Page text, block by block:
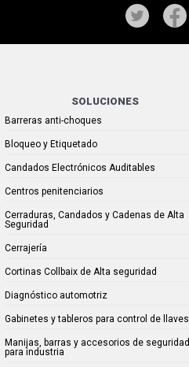
SOLUCIONES
Barreras anti-choques
Bloqueo y Etiquetado
Candados Electrónicos Auditables
Centros penitenciarios
Cerraduras, Candados y Cadenas de Alta
Seguridad
Cerrajería
Cortinas Collbaix de Alta seguridad
Diagnóstico automotriz
Gabinetes y tableros para control de llaves
Manijas, barras y accesorios de seguridad
para industria